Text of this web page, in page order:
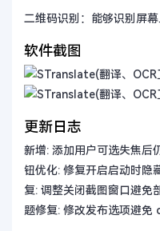
二维码识别：能够识别屏幕
软件截图
更新日志
新增: 添加用户可选失焦后
钮优化: 修复开启启动时隐
复: 调整关闭截图窗口避免
题修复: 修改发布选项避免